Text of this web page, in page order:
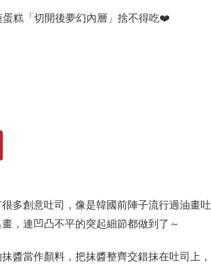
多創意吐司，像是韓國前陣子流行過油畫吐
，連凹凸不平的突起細節都做到了～
醬當作顏料，把抹醬整齊交錯抹在吐司上，